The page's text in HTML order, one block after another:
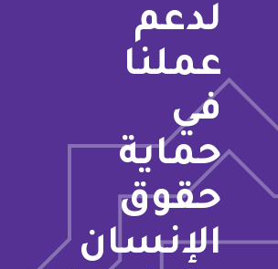
لدعم
عملنا
في
حماية
حقوق
الإنسان